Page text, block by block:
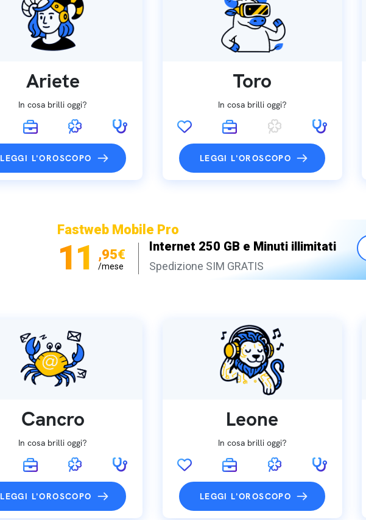
Ariete
In cosa brilli oggi?
LEGGI L'OROSCOPO
Toro
In cosa brilli oggi?
LEGGI L'OROSCOPO
Fastweb Mobile Pro
11 ,95€
/mese
Internet 250 GB e Minuti illimitati
Spedizione SIM GRATIS
Cancro
In cosa brilli oggi?
LEGGI L'OROSCOPO
Leone
In cosa brilli oggi?
LEGGI L'OROSCOPO